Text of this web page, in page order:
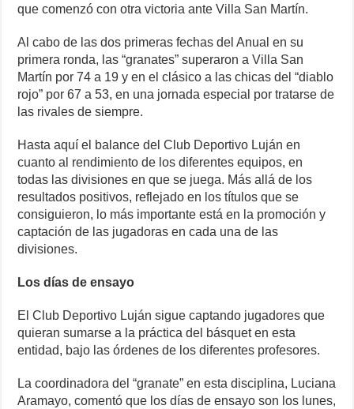
que comenzó con otra victoria ante Villa San Martín.
Al cabo de las dos primeras fechas del Anual en su
primera ronda, las “granates” superaron a Villa San
Martín por 74 a 19 y en el clásico a las chicas del “diablo
rojo” por 67 a 53, en una jornada especial por tratarse de
las rivales de siempre.
Hasta aquí el balance del Club Deportivo Luján en
cuanto al rendimiento de los diferentes equipos, en
todas las divisiones en que se juega. Más allá de los
resultados positivos, reflejado en los títulos que se
consiguieron, lo más importante está en la promoción y
captación de las jugadoras en cada una de las
divisiones.
Los días de ensayo
El Club Deportivo Luján sigue captando jugadores que
quieran sumarse a la práctica del básquet en esta
entidad, bajo las órdenes de los diferentes profesores.
La coordinadora del “granate” en esta disciplina, Luciana
Aramayo, comentó que los días de ensayo son los lunes,